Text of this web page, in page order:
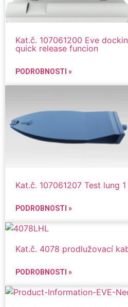
Kat.č. 107061200 Eve
quick release funcion
PODROBNOSTI »
Kat.č. 107061207 Test lung
PODROBNOSTI »
Kat.č. 4078 prodlužovací
PODROBNOSTI »